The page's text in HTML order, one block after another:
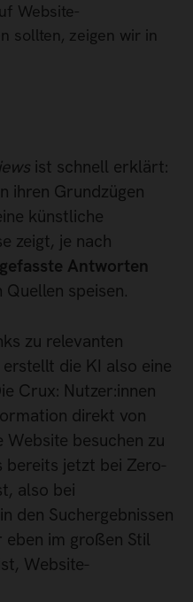
Website-
sollten, zeigen wir in
ist schnell erklärt:
ihren Grundzügen
künstliche
zeigt, je nach
Antworten
speisen.
zu relevanten
die KI also eine
Crux: Nutzer:innen
direkt von
Website besuchen zu
bereits jetzt bei Zero-
also bei
den Suchergebnissen
im großen Stil
Website-